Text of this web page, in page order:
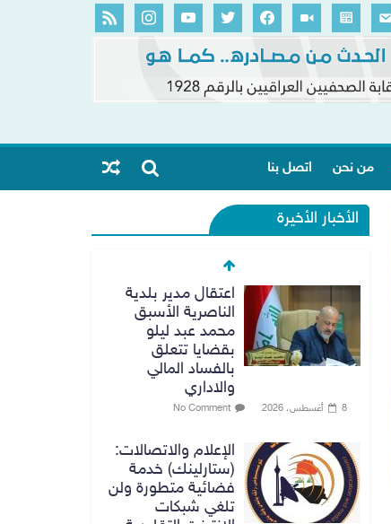
من نحن اتصل بنا
الأخبار الأخيرة
اعتقال مدير بلدية
الناصرية الأسبق
محمد عبد ليلو
بقضايا تتعلق
بالفساد المالي
والاداري
8 أغسطس، 2026 No Comment
الإعلام والاتصالات:
(ستارلينك) خدمة
فضائية متطورة ولن
تلغي شبكات